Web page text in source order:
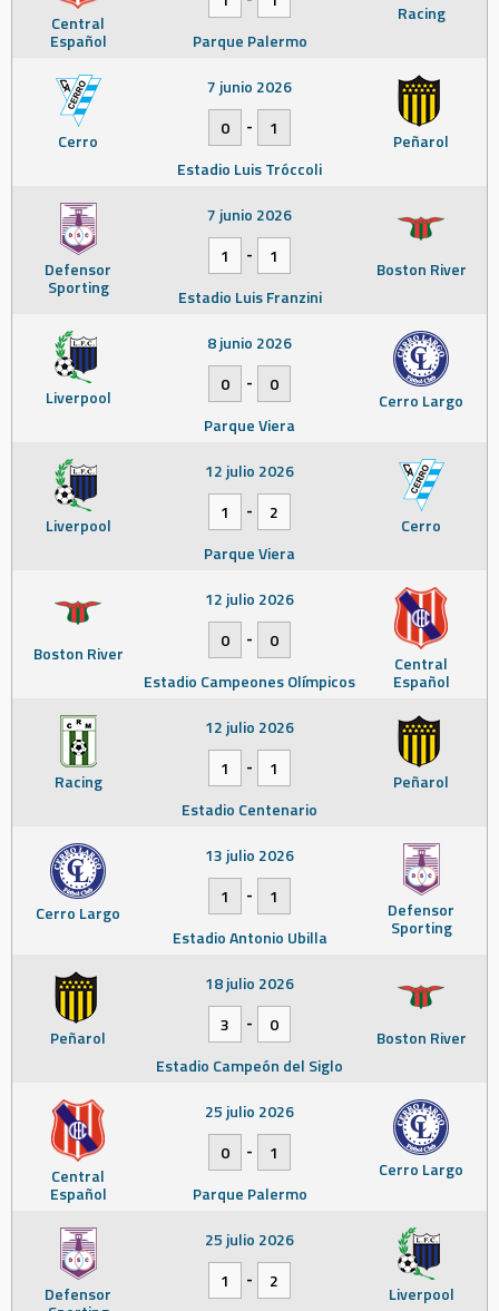
Central
Español
Racing
Parque Palermo
Cerro Peñarol
7 junio 2026
0
-
1
Estadio Luis Tróccoli
Defensor
Sporting
Boston River
7 junio 2026
1
-
1
Estadio Luis Franzini
Liverpool Cerro Largo
8 junio 2026
0
-
0
Parque Viera
Liverpool Cerro
12 julio 2026
1
-
2
Parque Viera
Boston River Central
Español
12 julio 2026
0
-
0
Estadio Campeones Olímpicos
Racing Peñarol
12 julio 2026
1
-
1
Estadio Centenario
Cerro Largo Defensor
Sporting
13 julio 2026
1
-
1
Estadio Antonio Ubilla
Peñarol Boston River
18 julio 2026
3
-
0
Estadio Campeón del Siglo
Central
Español
Cerro Largo
25 julio 2026
0
-
1
Parque Palermo
Defensor Liverpool
25 julio 2026
1
-
2